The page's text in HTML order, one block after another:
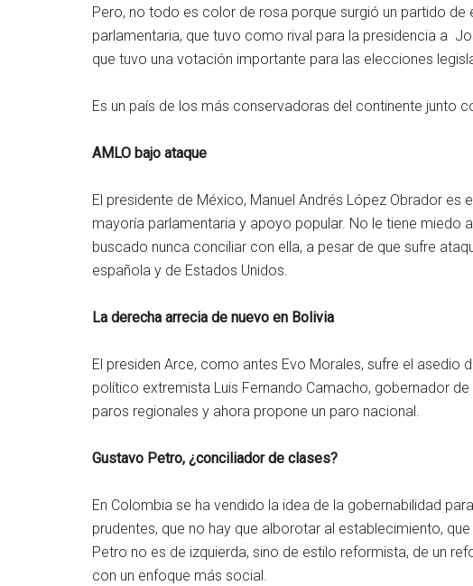
Pero, no todo es color de rosa porque surgió un partido
parlamentaria, que tuvo como rival para la presidencia a
que tuvo una votación importante para las elecciones
Es un país de los más conservadoras del continente junto
AMLO bajo ataque
El presidente de México, Manuel Andrés López Obrador
mayoría parlamentaria y apoyo popular. No le tiene miedo
buscado nunca conciliar con ella, a pesar de que sufre
española y de Estados Unidos.
La derecha arrecia de nuevo en Bolivia
El presiden Arce, como antes Evo Morales, sufre el asedio
político extremista Luis Fernando Camacho, gobernador
paros regionales y ahora propone un paro nacional.
Gustavo Petro, ¿conciliador de clases?
En Colombia se ha vendido la idea de la gobernabilidad
prudentes, que no hay que alborotar al establecimiento,
Petro no es de izquierda, sino de estilo reformista, de un
con un enfoque más social.